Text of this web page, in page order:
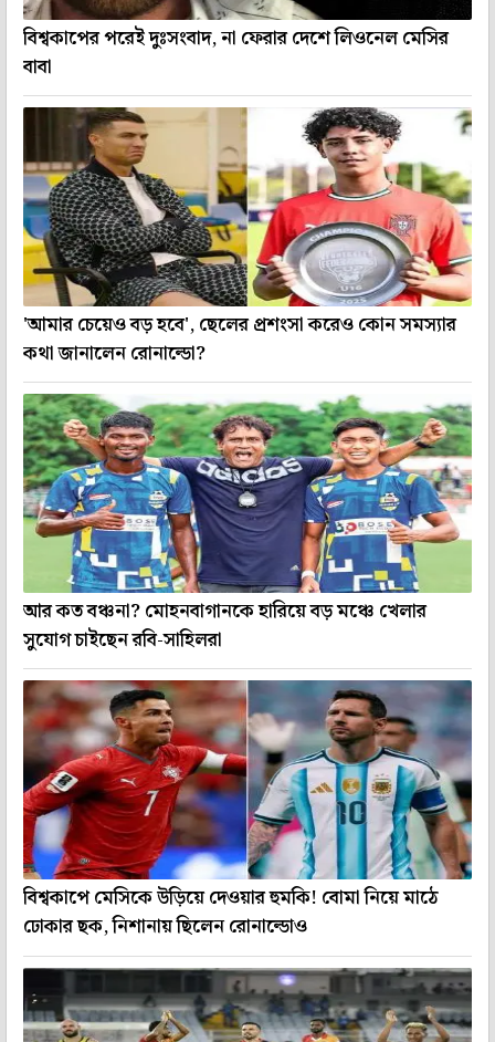
বিশ্বকাপের পরেই দুঃসংবাদ, না ফেরার দেশে লিওনেল মেসির
বাবা
'আমার চেয়েও বড় হবে', ছেলের প্রশংসা করেও কোন সমস্যার
কথা জানালেন রোনাল্ডো?
আর কত বঞ্চনা? মোহনবাগানকে হারিয়ে বড় মঞ্চে খেলার
সুযোগ চাইছেন রবি-সাহিলরা
বিশ্বকাপে মেসিকে উড়িয়ে দেওয়ার হুমকি! বোমা নিয়ে মাঠে
ঢোকার ছক, নিশানায় ছিলেন রোনাল্ডোও